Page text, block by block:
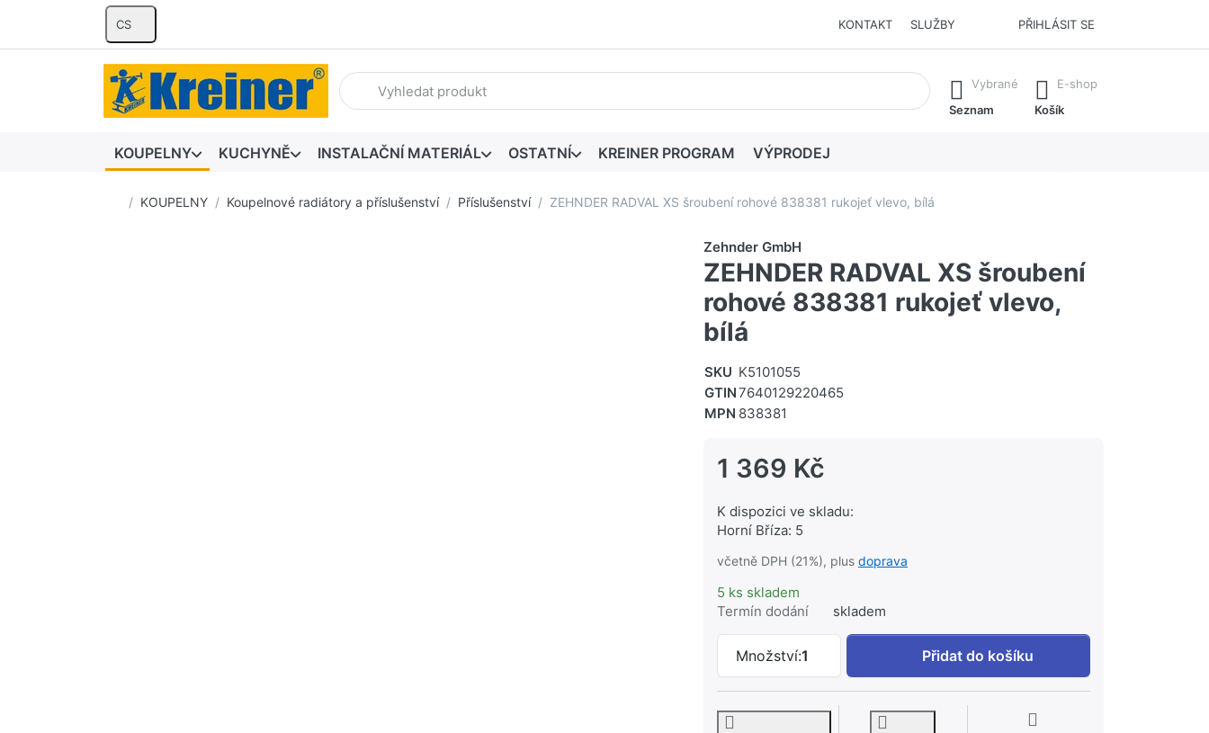
CS KONTAKT SLUŽBY PŘIHLÁSIT SE
Zadejte hledaný výraz. První výsledky se zobrazí automaticky při zadávání. Stisknutím klávesy Enter vyvoláte všechny výsledky.
Vybrané
Seznam
E-shop
Košík
KOUPELNY KUCHYNĚ INSTALAČNÍ MATERIÁL OSTATNÍ KREINER PROGRAM VÝPRODEJ
Domovská stránka
KOUPELNY Koupelnové radiátory a příslušenství Příslušenství ZEHNDER RADVAL XS šroubení rohové 838381 rukojeť vlevo, bílá
Zehnder GmbH
ZEHNDER RADVAL XS šroubení
rohové 838381 rukojeť vlevo,
bílá
SKU K5101055
GTIN7640129220465
MPN 838381
1 369 Kč
K dispozici ve skladu:
Horní Bříza: 5
včetně DPH (21%), plus doprava
5 ks skladem
Termín dodání
skladem
Množství:1
ZEHNDER RADVAL XS šroubení rohové 838381 rukojeť
Přidat do košíku